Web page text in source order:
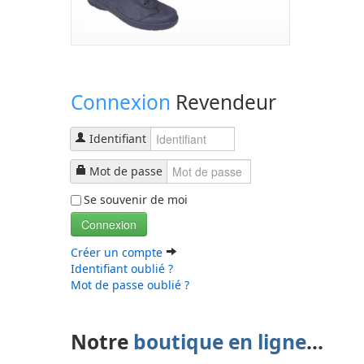
Connexion Revendeur
Identifiant
Mot de passe
Se souvenir de moi
Connexion
Créer un compte
Identifiant oublié ?
Mot de passe oublié ?
Notre boutique en ligne...